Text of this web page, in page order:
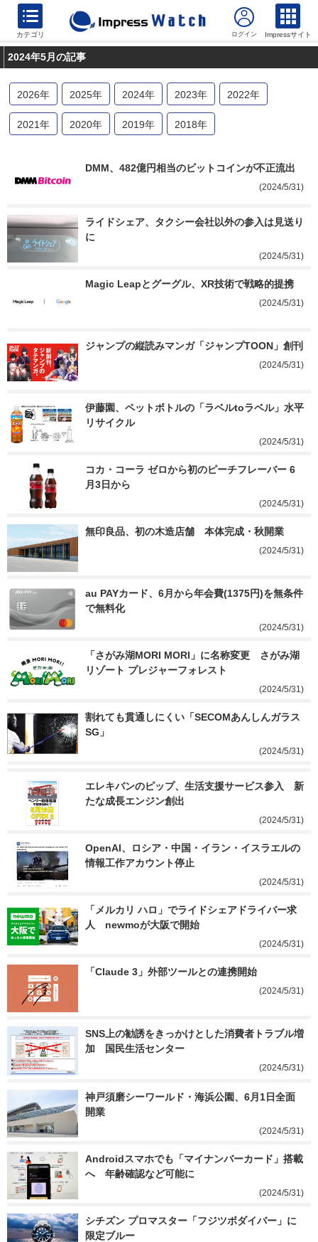
カテゴリ Impressサイト
2024年5月の記事
2026年 2025年 2024年 2023年 2022年
2021年 2020年 2019年 2018年
DMM、482億円相当のビットコインが不正流出
(2024/5/31)
ライドシェア、タクシー会社以外の参入は見送り
に
(2024/5/31)
Magic Leapとグーグル、XR技術で戦略的提携
(2024/5/31)
ジャンプの縦読みマンガ「ジャンプTOON」創刊
(2024/5/31)
伊藤園、ペットボトルの「ラベルtoラベル」水平
リサイクル
(2024/5/31)
コカ・コーラ ゼロから初のピーチフレーバー 6
月3日から
(2024/5/31)
無印良品、初の木造店舗　本体完成・秋開業
(2024/5/31)
au PAYカード、6月から年会費(1375円)を無条件
で無料化
(2024/5/31)
「さがみ湖MORI MORI」に名称変更　さがみ湖
リゾート プレジャーフォレスト
(2024/5/31)
割れても貫通しにくい「SECOMあんしんガラス
SG」
(2024/5/31)
エレキバンのピップ、生活支援サービス参入　新
たな成長エンジン創出
(2024/5/31)
OpenAI、ロシア・中国・イラン・イスラエルの
情報工作アカウント停止
(2024/5/31)
「メルカリ ハロ」でライドシェアドライバー求
人　newmoが大阪で開始
(2024/5/31)
「Claude 3」外部ツールとの連携開始
(2024/5/31)
SNS上の勧誘をきっかけとした消費者トラブル増
加　国民生活センター
(2024/5/31)
神戸須磨シーワールド・海浜公園、6月1日全面
開業
(2024/5/31)
Androidスマホでも「マイナンバーカード」搭載
へ　年齢確認など可能に
(2024/5/31)
シチズン プロマスター「フジツボダイバー」に
限定ブルー